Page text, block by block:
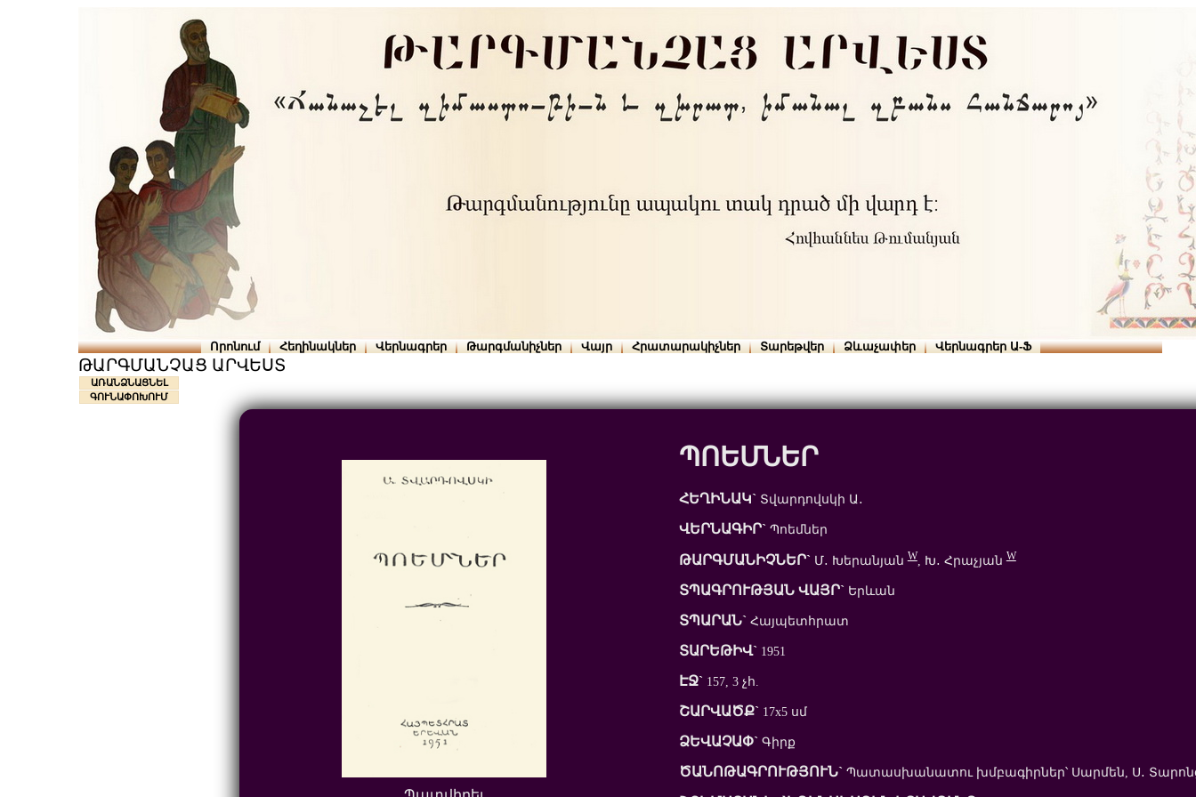
Որոնում Հեղինակներ Վերնագրեր Թարգմանիչներ Վայր Հրատարակիչներ Տարեթվեր Ձևաչափեր Վերնագրեր Ա-Ֆ
ԹԱՐԳՄԱՆՉԱՑ ԱՐՎԵՍՏ
ԱՌԱՆՁՆԱՑՆԵԼ
ԳՈՒՆԱՓՈԽՈՒՄ
ՊՈԵՄՆԵՐ
ՀԵՂԻՆԱԿ` Տվարդովսկի Ա․
ՎԵՐՆԱԳԻՐ` Պոեմներ
ԹԱՐԳՄԱՆԻՉՆԵՐ` Մ․ ԽերանյանW, Խ․ ՀրաչյանW
ՏՊԱԳՐՈՒԹՅԱՆ ՎԱՅՐ` Երևան
ՏՊԱՐԱՆ` Հայպետհրատ
ՏԱՐԵԹԻՎ` 1951
ԷՋ` 157, 3 չհ.
ՇԱՐՎԱԾՔ` 17x5 սմ
ՁԵՎԱՉԱՓ` Գիրք
ԾԱՆՈԹԱԳՐՈՒԹՅՈՒՆ` Պատասխանատու խմբագիրներ՝ Սարմեն, Ս․